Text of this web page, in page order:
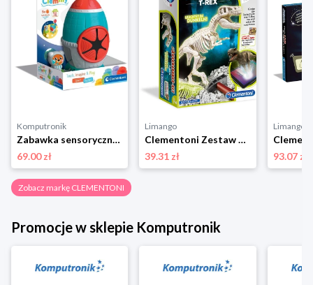
Komputronik
Zabawka sensoryczna Clementoni Clemmy Rakieta Sensoryczna 17806
69.00 zł
Limango
Clementoni Zestaw do wykopalisk Galileo "T-Rex" - 7+ rozmiar: onesize
39.31 zł
Limango
93.07 zł
Zobacz markę CLEMENTONI
Promocje w sklepie Komputronik